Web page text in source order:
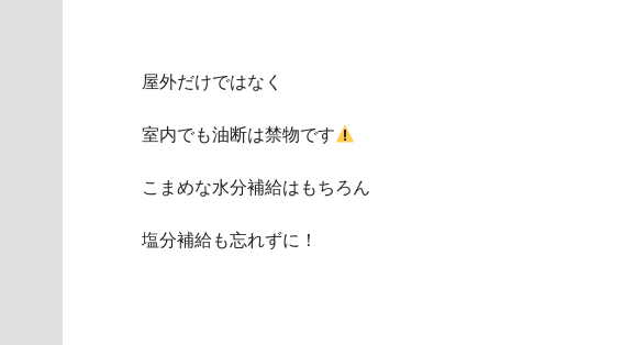
屋外だけではなく
室内でも油断は禁物です
こまめな水分補給はもちろん
塩分補給も忘れずに！